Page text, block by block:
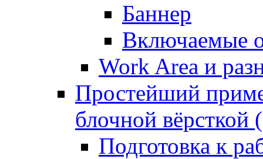
Баннер
Включаемые
Work Area и
Простейший
блочной вёрсткой
Подготовка к